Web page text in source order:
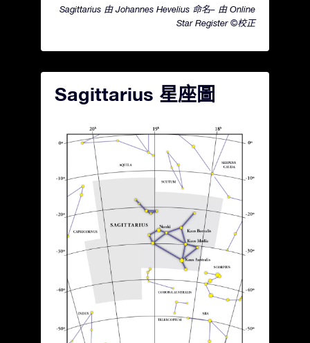
Sagittarius 由 Johannes Hevelius 命名– 由 Online
Star Register ©校正
Sagittarius 星座圖